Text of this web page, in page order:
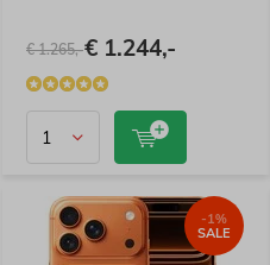
€ 1.265,-€ 1.244,-
-1%
SALE